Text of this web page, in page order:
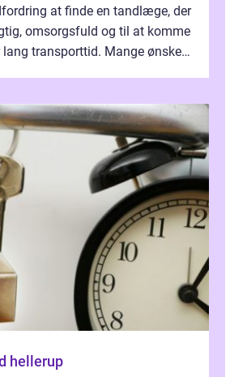
at finde en tandlæge, der
omsorgsfuld og til at komme
transporttid. Mange ønsker
hellerup